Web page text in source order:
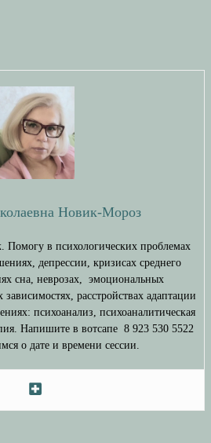
Новик-Мороз
Помогу в психологических проблемах
депрессии, кризисах среднего
сна, неврозах, эмоциональных
расстройствах адаптации
психоанализ, психоаналитическая
Напишите в вотсапе 8 923 530 5522
о дате и времени сессии.